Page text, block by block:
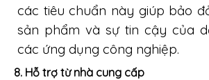
các tiêu chuẩn này giúp bảo
sản phẩm và sự tin cậy của
các ứng dụng công nghiệp.
8. Hỗ trợ từ nhà cung cấp